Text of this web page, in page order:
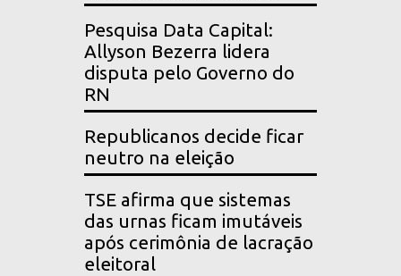
Pesquisa Data Capital:
Allyson Bezerra lidera
disputa pelo Governo do
RN
Republicanos decide ficar
neutro na eleição
TSE afirma que sistemas
das urnas ficam imutáveis
após cerimônia de lacração
eleitoral